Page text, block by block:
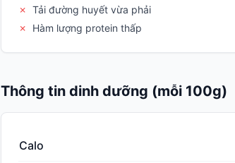
✗ Tải đường huyết vừa phải
✗
Hàm lượng protein thấp
Thông tin dinh dưỡng (mỗi 100g)
Calo